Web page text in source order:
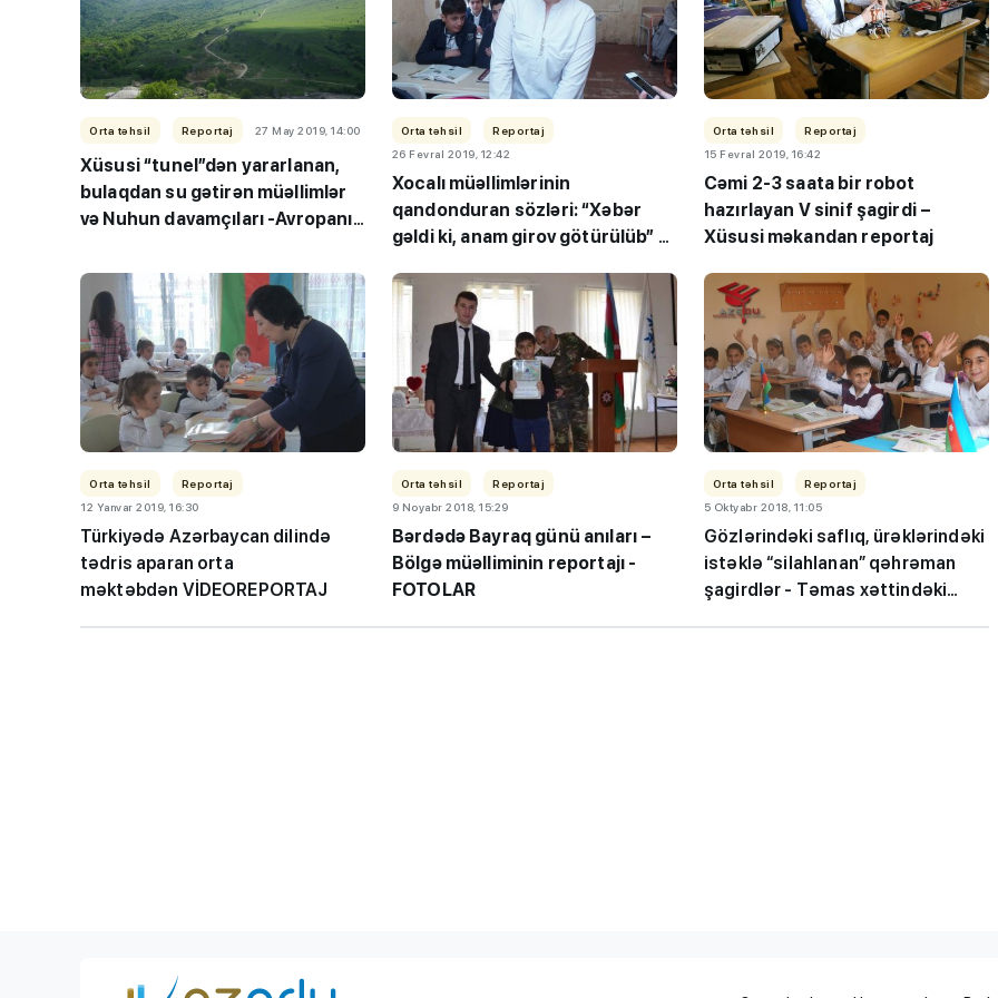
Orta təhsil Reportaj 27 May 2019, 14:00
Xüsusi “tunel”dən yararlanan,
bulaqdan su gətirən müəllimlər
və Nuhun davamçıları -Avropanın
Orta təhsil
Reportaj
26 Fevral 2019, 12:42
Xocalı müəllimlərinin
qandonduran sözləri: “Xəbər
gəldi ki, anam girov götürülüb” -
Orta təhsil
Reportaj
15 Fevral 2019, 16:42
Cəmi 2-3 saata bir robot
hazırlayan V sinif şagirdi –
Xüsusi məkandan reportaj
Orta təhsil
Reportaj
12 Yanvar 2019, 16:30
Türkiyədə Azərbaycan dilində
tədris aparan orta
məktəbdən VİDEOREPORTAJ
Orta təhsil
Reportaj
9 Noyabr 2018, 15:29
Bərdədə Bayraq günü anıları –
Bölgə müəlliminin reportajı -
FOTOLAR
Orta təhsil
Reportaj
5 Oktyabr 2018, 11:05
Gözlərindəki saflıq, ürəklərindəki
istəklə “silahlanan” qəhrəman
şagirdlər - Təmas xəttindəki
“Həftənin təhsil icmalı”- MİQ,
lisey seçimi, bağçalar və qəbul
imtahanları...
"Həftənin təhsil icmalı": Qəbul
marafonu başa çatdı,
müəllimlərin nəticələri dəyişdi...